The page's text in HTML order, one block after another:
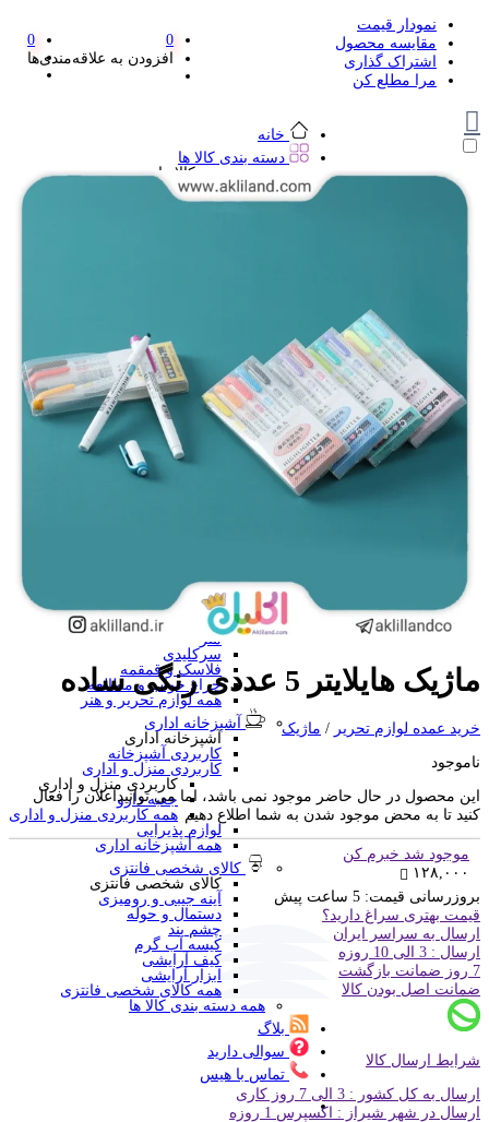
نمودار قیمت
مقایسه محصول
اشتراک گذاری
مرا مطلع کن
0
افزودن به علاقه‌مندی‌ها
0
خانه
دسته بندی کالا ها
دسته بندی کالا ها
لوازم تحریر و هنر
دفترچه یادداشت
استیک نوت
خط کش و گونیا
کیف غذا
کوله پشتی
چسب
کاتر فانتزی
بوک مارک
ماشین حساب
جامدادی
تخته وایت برد
تخته شاسی
ساعت رومیزی
متر
سرکلیدی
فلاسک و قمقمه
چراغ خواب و مطالعه
همه لوازم تحریر و هنر
آشپزخانه اداری
آشپزخانه اداری
کاربردی آشپزخانه
کاربردی منزل و اداری
کاربردی منزل و اداری
جعبه دارو
همه کاربردی منزل و اداری
لوازم پذیرایی
همه آشپزخانه اداری
کالای شخصی فانتزی
کالای شخصی فانتزی
آینه جیبی و رومیزی
دستمال و حوله
چشم بند
کیسه آب گرم
کیف آرایشی
ابزار آرایشی
همه کالای شخصی فانتزی
همه دسته بندی کالا ها
بلاگ
سوالی دارید
تماس با هیس
ماژیک هایلایتر 5 عددی رنگی ساده
خرید عمده لوازم تحریر / ماژیک
ناموجود
این محصول در حال حاضر موجود نمی باشد، اما می توانیداعلان را فعال
کنید تا به محض موجود شدن به شما اطلاع دهیم
موجود شد خبرم کن
۱۲۸,۰۰۰
بروزرسانی قیمت: 5 ساعت پیش
قیمت بهتری سراغ دارید؟
ارسال به سراسر ایران
ارسال : 3 الی 10 روزه
7 روز ضمانت بازگشت
ضمانت اصل بودن کالا
شرایط ارسال کالا
ارسال به کل کشور : 3 الی 7 روز کاری
ارسال در شهر شیراز : اکسپرس 1 روزه